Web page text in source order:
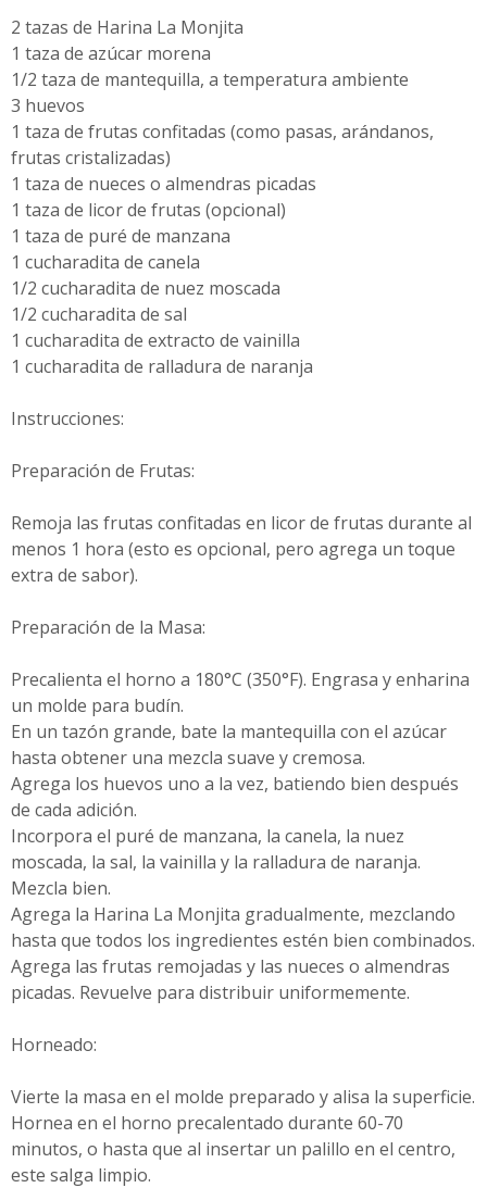
2 tazas de Harina La Monjita
1 taza de azúcar morena
1/2 taza de mantequilla, a temperatura ambiente
3 huevos
1 taza de frutas confitadas (como pasas, arándanos,
frutas cristalizadas)
1 taza de nueces o almendras picadas
1 taza de licor de frutas (opcional)
1 taza de puré de manzana
1 cucharadita de canela
1/2 cucharadita de nuez moscada
1/2 cucharadita de sal
1 cucharadita de extracto de vainilla
1 cucharadita de ralladura de naranja
Instrucciones:
Preparación de Frutas:
Remoja las frutas confitadas en licor de frutas durante al
menos 1 hora (esto es opcional, pero agrega un toque
extra de sabor).
Preparación de la Masa:
Precalienta el horno a 180°C (350°F). Engrasa y enharina
un molde para budín.
En un tazón grande, bate la mantequilla con el azúcar
hasta obtener una mezcla suave y cremosa.
Agrega los huevos uno a la vez, batiendo bien después
de cada adición.
Incorpora el puré de manzana, la canela, la nuez
moscada, la sal, la vainilla y la ralladura de naranja.
Mezcla bien.
Agrega la Harina La Monjita gradualmente, mezclando
hasta que todos los ingredientes estén bien combinados.
Agrega las frutas remojadas y las nueces o almendras
picadas. Revuelve para distribuir uniformemente.
Horneado:
Vierte la masa en el molde preparado y alisa la superficie.
Hornea en el horno precalentado durante 60-70
minutos, o hasta que al insertar un palillo en el centro,
este salga limpio.